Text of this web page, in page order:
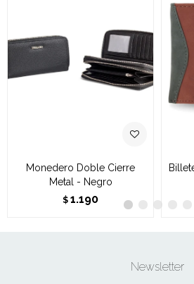
Monedero Doble Cierre
Metal - Negro
$ 1.190
Newsletter